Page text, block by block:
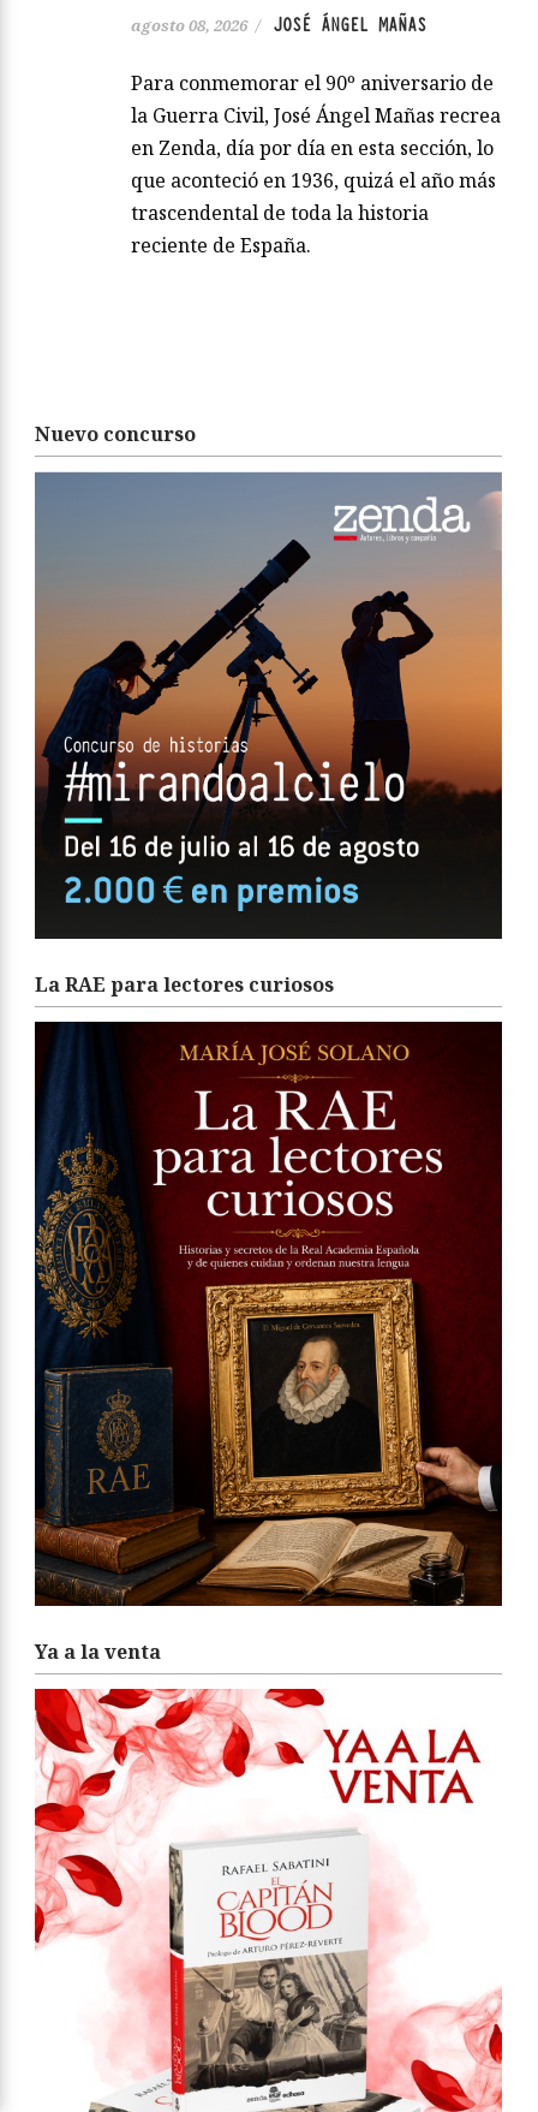
agosto 08, 2026 / JOSÉ ÁNGEL MAÑAS
Para conmemorar el 90º aniversario de
la Guerra Civil, José Ángel Mañas recrea
en Zenda, día por día en esta sección, lo
que aconteció en 1936, quizá el año más
trascendental de toda la historia
reciente de España.
Nuevo concurso
La RAE para lectores curiosos
Ya a la venta